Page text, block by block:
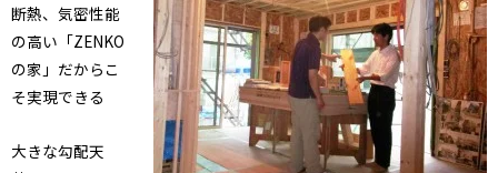
断熱、気密性能
の高い「ZENKO
の家」だからこ
そ実現できる
大きな勾配天